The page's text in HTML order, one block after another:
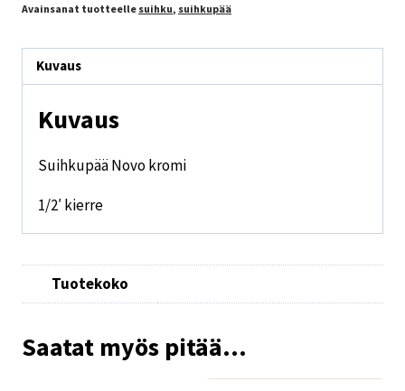
Avainsanat tuotteelle suihku, suihkupää
Kuvaus
Kuvaus
Suihkupää Novo kromi
1/2′ kierre
Tuotekoko
Saatat myös pitää...